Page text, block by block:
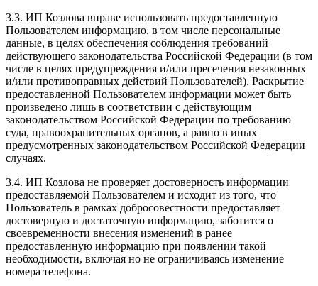
3.3. ИП Козлова вправе использовать предоставленную
Пользователем информацию, в том числе персональные
данные, в целях обеспечения соблюдения требований
действующего законодательства Российской Федерации (в том
числе в целях предупреждения и/или пресечения незаконных
и/или противоправных действий Пользователей). Раскрытие
предоставленной Пользователем информации может быть
произведено лишь в соответствии с действующим
законодательством Российской Федерации по требованию
суда, правоохранительных органов, а равно в иных
предусмотренных законодательством Российской Федерации
случаях.
3.4. ИП Козлова не проверяет достоверность информации
предоставляемой Пользователем и исходит из того, что
Пользователь в рамках добросовестности предоставляет
достоверную и достаточную информацию, заботится о
своевременности внесения изменений в ранее
предоставленную информацию при появлении такой
необходимости, включая но не ограничиваясь изменение
номера телефона.